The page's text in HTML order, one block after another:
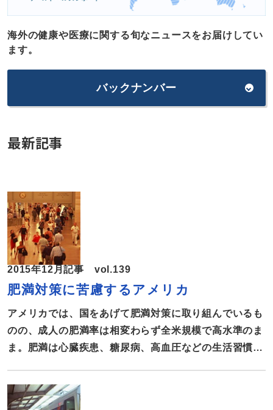
海外の健康や医療に関する旬なニュースをお届けしてい
ます。
バックナンバー
最新記事
2015年12月記事 vol.139
肥満対策に苦慮するアメリカ
アメリカでは、国をあげて肥満対策に取り組んでいるも
のの、成人の肥満率は相変わらず全米規模で高水準のま
ま。肥満は心臓疾患、糖尿病、高血圧などの生活習慣病
策の現状を報告する。 25歳以上の男性の75％、女性の